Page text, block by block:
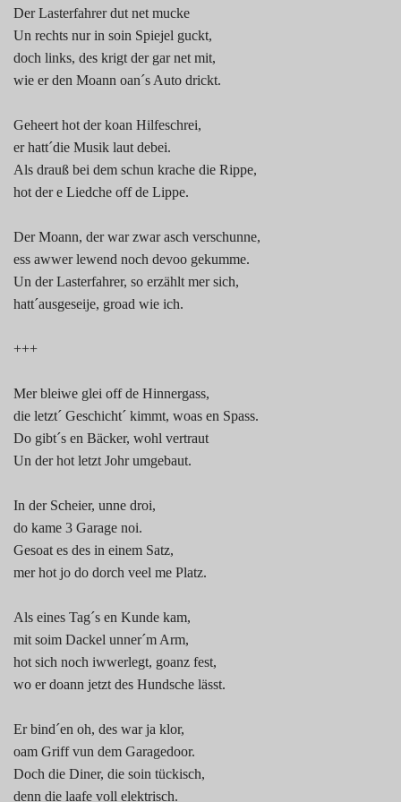
Der Lasterfahrer dut net mucke
Un rechts nur in soin Spiejel guckt,
doch links, des krigt der gar net mit,
wie er den Moann oan´s Auto drickt.
Geheert hot der koan Hilfeschrei,
er hatt´die Musik laut debei.
Als drauß bei dem schun krache die Rippe,
hot der e Liedche off de Lippe.
Der Moann, der war zwar asch verschunne,
ess awwer lewend noch devoo gekumme.
Un der Lasterfahrer, so erzählt mer sich,
hatt´ausgeseije, groad wie ich.
+++
Mer bleiwe glei off de Hinnergass,
die letzt´ Geschicht´ kimmt, woas en Spass.
Do gibt´s en Bäcker, wohl vertraut
Un der hot letzt Johr umgebaut.
In der Scheier, unne droi,
do kame 3 Garage noi.
Gesoat es des in einem Satz,
mer hot jo do dorch veel me Platz.
Als eines Tag´s en Kunde kam,
mit soim Dackel unner´m Arm,
hot sich noch iwwerlegt, goanz fest,
wo er doann jetzt des Hundsche lässt.
Er bind´en oh, des war ja klor,
oam Griff vun dem Garagedoor.
Doch die Diner, die soin tückisch,
denn die laafe voll elektrisch.